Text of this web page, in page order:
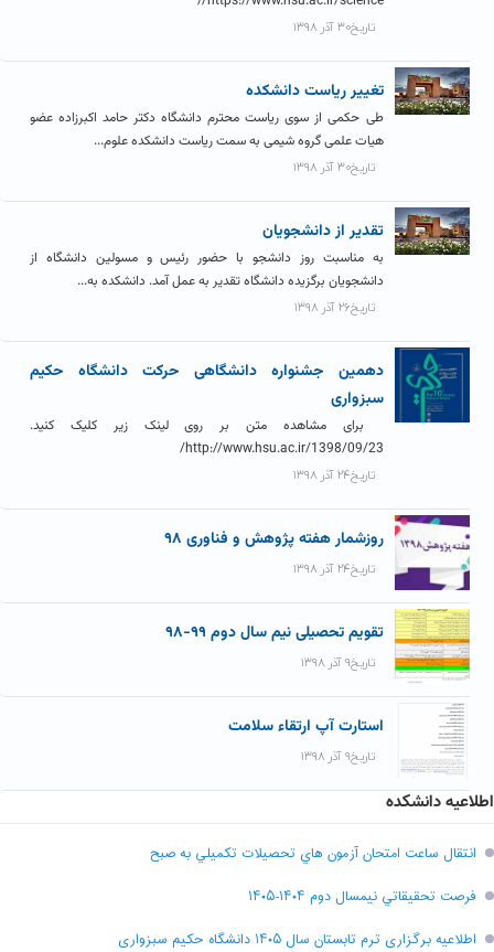
تاریخ۳۰ آذر ۱۳۹۸
تغییر ریاست دانشکده
طی حکمی از سوی ریاست محترم دانشگاه دکتر حامد اکبرزاده عضو
هیات علمی گروه شیمی به سمت ریاست دانشکده علوم...
تاریخ۳۰ آذر ۱۳۹۸
تقدیر از دانشجویان
به مناسبت روز دانشجو با حضور رئیس و مسولین دانشگاه از
دانشجویان برگزیده دانشگاه تقدیر به عمل آمد. دانشکده به...
تاریخ۲۶ آذر ۱۳۹۸
دهمین جشنواره دانشگاهی حرکت دانشگاه حکیم
سبزواری
برای مشاهده متن بر روی لینک زیر کلیک کنید.
http://www.hsu.ac.ir/1398/09/23/
تاریخ۲۴ آذر ۱۳۹۸
روزشمار هفته پژوهش و فناوری ۹۸
تاریخ۲۴ آذر ۱۳۹۸
تقویم تحصیلی نیم سال دوم ۹۹-۹۸
تاریخ۹ آذر ۱۳۹۸
استارت آپ ارتقاء سلامت
تاریخ۹ آذر ۱۳۹۸
اطلاعیه دانشکده
انتقال ساعت امتحان آزمون هاي تحصيلات تکميلي به صبح
فرصت تحقيقاتي نیمسال دوم ۱۴۰۴-۱۴۰۵
اطلاعیه برگزاری ترم تابستان سال ۱۴۰۵ دانشگاه حکیم سبزواری